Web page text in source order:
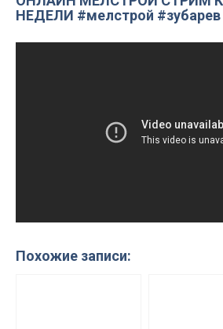
НЕДЕЛИ #мелстрой #зубарев
Похожие записи: